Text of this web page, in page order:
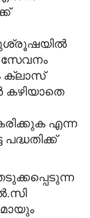
സേവനം
ക്ലാസ്
കഴിയാതെ
എന്ന